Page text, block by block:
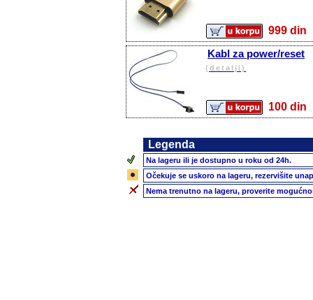
999
Kabl za power/reset
(detalji)
100
Legenda
Na lageru ili je dostupno u roku od 24h.
Očekuje se uskoro na lageru, rezervišite
Nema trenutno na lageru, proverite